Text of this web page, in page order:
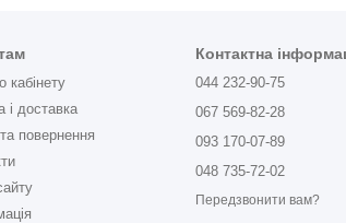
кабінету
і доставка
повернення
Контактна
044 232-90-75
067 569-82-28
093 170-07-89
048 735-72-02
Передзвонити вам?